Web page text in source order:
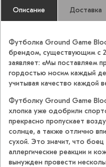
Описание Доставка
Футболка Ground Game
брендом, существующим с
заявляет: «Мы поставляем
гордостью носим каждый
учитывая качество каждой
Футболку Ground Game
хлопка уже одобрили
прекрасно пропускает
солнце, а также отлично
сухой. Это значит, что боец
аллергические реакции и
вынужден провести